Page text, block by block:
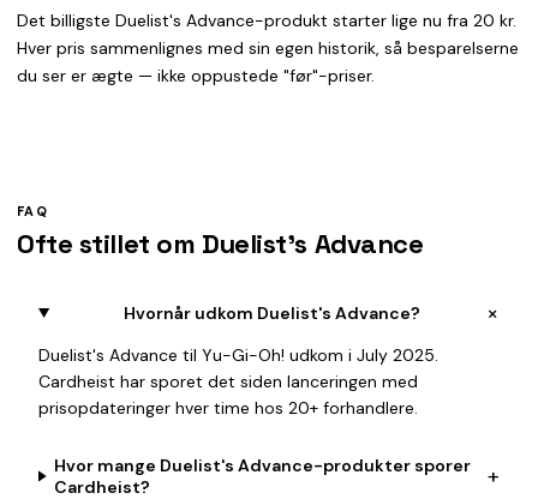
Det billigste Duelist's Advance-produkt starter lige nu fra 20 kr.
Hver pris sammenlignes med sin egen historik, så besparelserne
du ser er ægte — ikke oppustede "før"-priser.
FAQ
Ofte stillet om Duelist's Advance
Hvornår udkom Duelist's Advance? +
Duelist's Advance til Yu-Gi-Oh! udkom i July 2025.
Cardheist har sporet det siden lanceringen med
prisopdateringer hver time hos 20+ forhandlere.
Hvor mange Duelist's Advance-produkter sporer
Cardheist?
+